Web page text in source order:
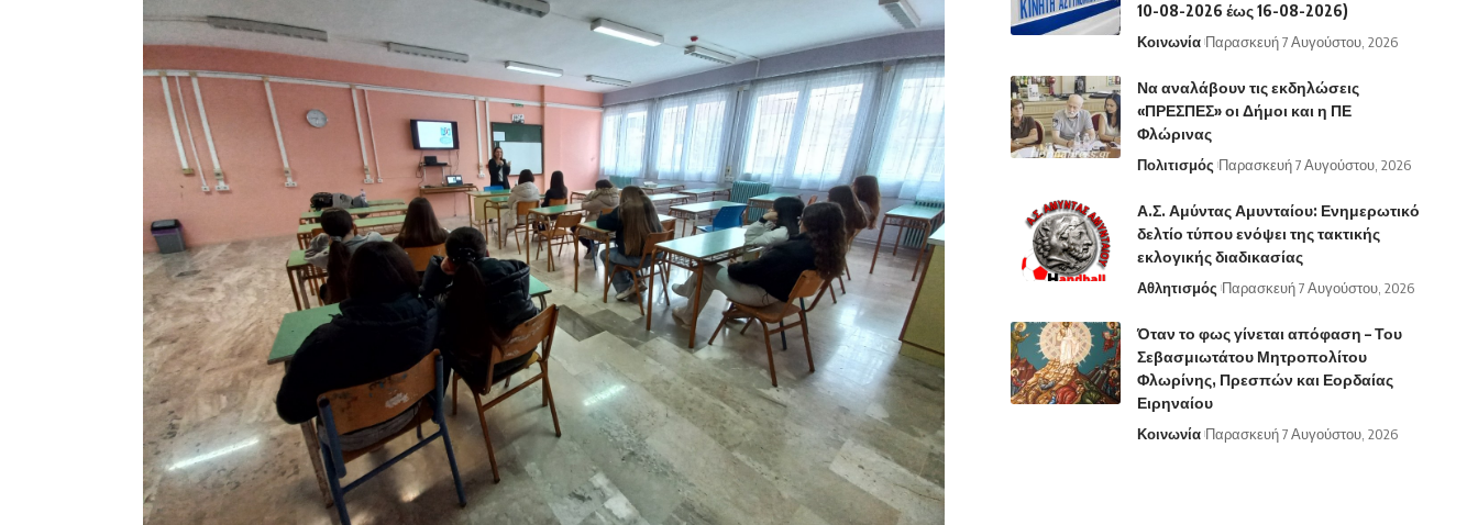
10-08-2026 έως 16-08-2026)
Κοινωνία Παρασκευή 7 Αυγούστου, 2026
Να αναλάβουν τις εκδηλώσεις
«ΠΡΕΣΠΕΣ» οι Δήμοι και η ΠΕ
Φλώρινας
Πολιτισμός Παρασκευή 7 Αυγούστου, 2026
Α.Σ. Αμύντας Αμυνταίου: Ενημερωτικό
δελτίο τύπου ενόψει της τακτικής
εκλογικής διαδικασίας
Αθλητισμός Παρασκευή 7 Αυγούστου, 2026
Όταν το φως γίνεται απόφαση – Του
Σεβασμιωτάτου Μητροπολίτου
Φλωρίνης, Πρεσπών και Εορδαίας
Ειρηναίου
Κοινωνία Παρασκευή 7 Αυγούστου, 2026